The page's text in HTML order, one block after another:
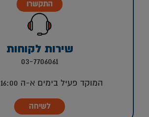
התקשרו
שירות לקוחות
03-7706061
המוקד פעיל בימים א-ה 08:00-16:00
לשיחה